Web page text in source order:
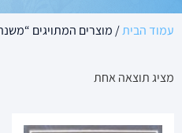
עמוד הבית/ מוצרים המתויגים
מציג תוצאה אחת